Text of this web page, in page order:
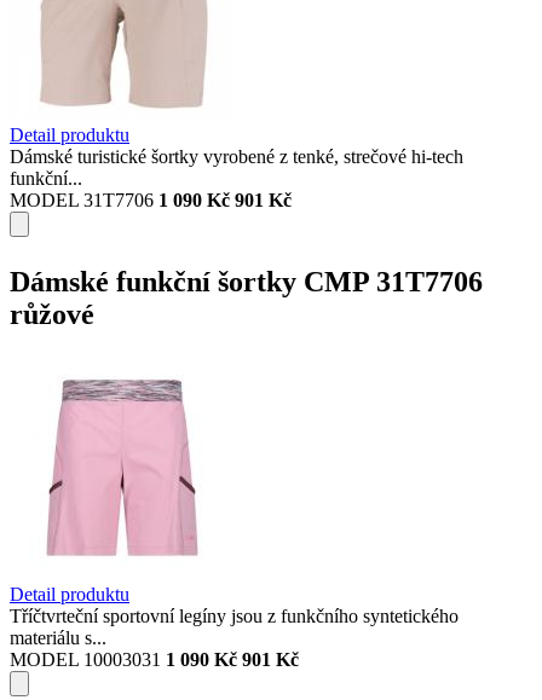
Detail produktu
Dámské turistické šortky vyrobené z tenké, strečové hi-tech
funkční...
MODEL 31T7706 1 090 Kč 901 Kč
Dámské funkční šortky CMP 31T7706
růžové
Detail produktu
Tříčtvrteční sportovní legíny jsou z funkčního syntetického
materiálu s...
MODEL 10003031 1 090 Kč 901 Kč